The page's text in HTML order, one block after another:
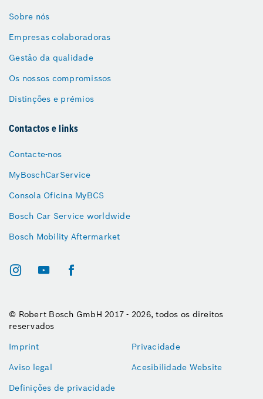
Sobre nós
Empresas colaboradoras
Gestão da qualidade
Os nossos compromissos
Distinções e prémios
Contactos e links
Contacte-nos
MyBoschCarService
Consola Oficina MyBCS
Bosch Car Service worldwide
Bosch Mobility Aftermarket
© Robert Bosch GmbH 2017 - 2026, todos os direitos
reservados
Imprint
Privacidade
Aviso legal
Acesibilidade Website
Definições de privacidade